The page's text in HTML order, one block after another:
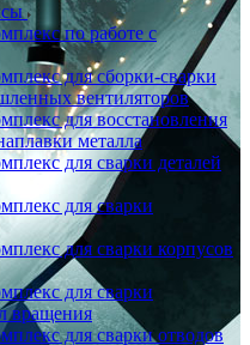
по работе с
для сборки-сварки
вентиляторов
для восстановления
металла
для сварки деталей
для сварки
для сварки корпусов
для сварки
вращения
для сварки отводов